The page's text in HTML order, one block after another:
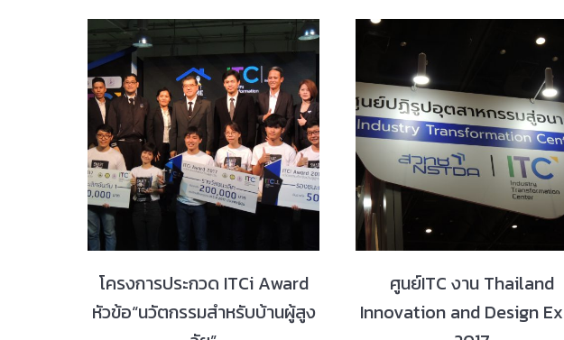
โครงการประกวด ITCi Award
หัวข้อ“นวัตกรรมสําหรับบ้านผู้สูง
ศูนย์ITC งาน Thailand
Innovation and Design